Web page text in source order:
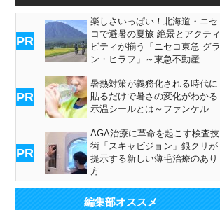
PR
楽しさいっぱい！北海道・ニセ
コで避暑の夏旅 絶景とアクティ
ビティが揃う「ニセコ東急 グラ
ン・ヒラフ」～東急不動産
PR
暑熱対策が義務化される時代に
貼るだけで暑さの変化がわかる
示温シールとは～ファンケル
PR
AGA治療に革命を起こす検査技
術「スキャビジョン」銀クリが
提示する新しい薄毛治療のあり
方
編集部オススメ